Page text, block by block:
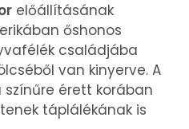
előállításának
őshonos
családjába
van kinyerve. A
érett korában
táplálékának is